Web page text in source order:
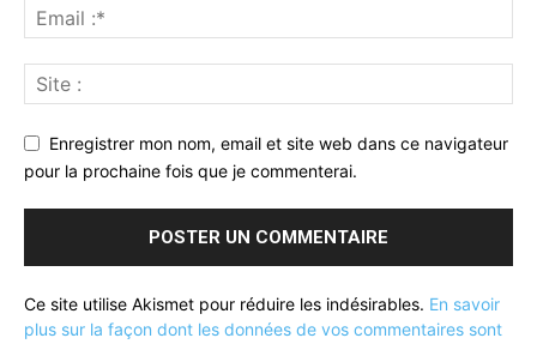
Enregistrer mon nom, email et site web dans ce navigateur
pour la prochaine fois que je commenterai.
Ce site utilise Akismet pour réduire les indésirables. En savoir
plus sur la façon dont les données de vos commentaires sont